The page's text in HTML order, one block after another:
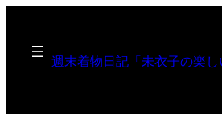
週末着物日記「未衣子の楽し